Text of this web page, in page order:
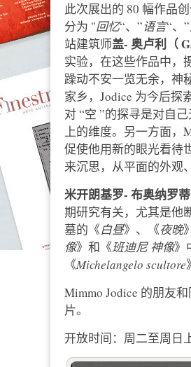
此次展出的 80 幅作品
分为 "回忆“、”语言“、”
站建筑师盖- 奥卢利（
实验，在这些作品中，
躁动不安一览无余，神
家乡，Jodice 为今后探
对 “空 ”的探寻是对自
上的维度。另一方面，
促使他用新的眼光看待
来沉思，从平面的外观
米开朗基罗- 布奥纳罗蒂
期研究有关，尤其是他
墓的《白昼》、《夜晚
像》和《班迪尼 神像》
《Michelangelo scultore
Mimmo Jodice 的朋友
片。
开放时间：周二至周日